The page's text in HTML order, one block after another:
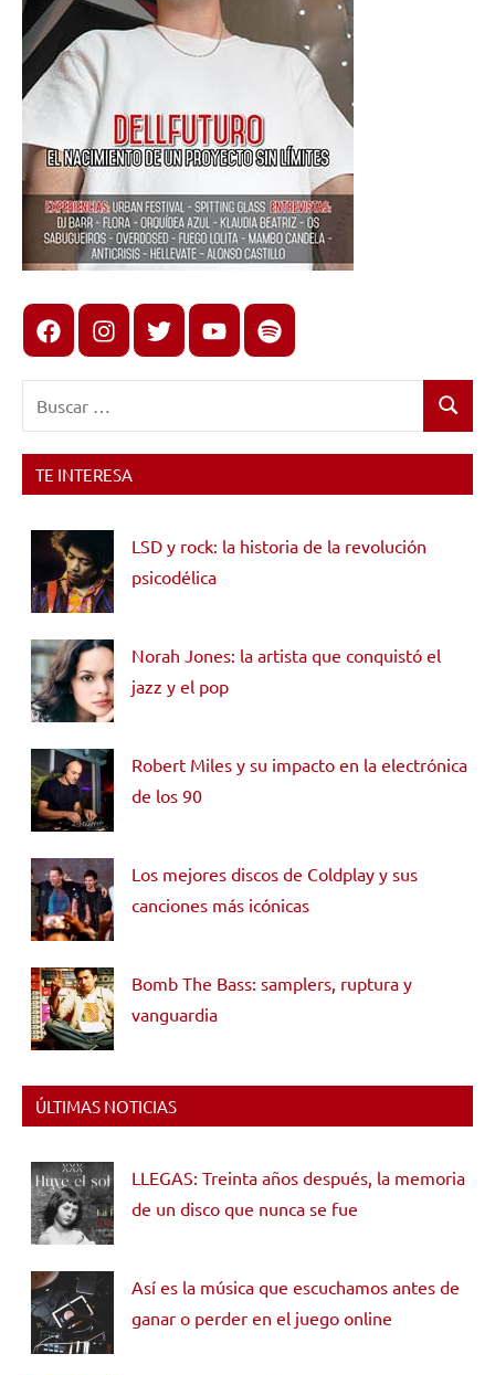
FacebookInstagram
X youtubespotify
Buscar
TE INTERESA
LSD y rock: la historia de la revolución
psicodélica
Norah Jones: la artista que conquistó el
jazz y el pop
Robert Miles y su impacto en la electrónica
de los 90
Los mejores discos de Coldplay y sus
canciones más icónicas
Bomb The Bass: samplers, ruptura y
vanguardia
ÚLTIMAS NOTICIAS
LLEGAS: Treinta años después, la memoria
de un disco que nunca se fue
Así es la música que escuchamos antes de
ganar o perder en el juego online